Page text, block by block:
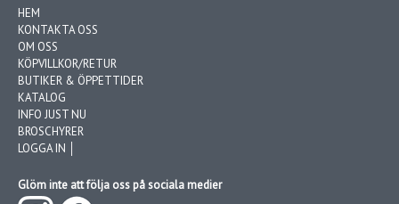
HEM
KONTAKTA OSS
OM OSS
KÖPVILLKOR/RETUR
BUTIKER & ÖPPETTIDER
KATALOG
INFO JUST NU
BROSCHYRER
LOGGA IN │
Glöm inte att följa oss på sociala medier